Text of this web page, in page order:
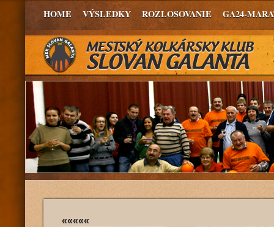
HOME VÝSLEDKY ROZLOSOVANIE GA24-
«««««